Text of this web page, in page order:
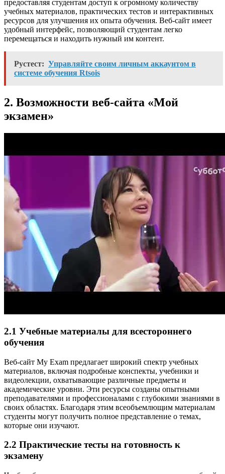
предоставляя студентам доступ к огромному количеству
учебных материалов, практических тестов и интерактивных
ресурсов для улучшения их опыта обучения. Веб-сайт имеет
удобный интерфейс, позволяющий студентам легко
перемещаться и находить нужный им контент.
Рустест: Управляйте своим личным аккаунтом в
системе обучения Rtsois
2. Возможности веб-сайта «Мой
экзамен»
2.1 Учебные материалы для всестороннего
обучения
Веб-сайт My Exam предлагает широкий спектр учебных
материалов, включая подробные конспекты, учебники и
видеолекции, охватывающие различные предметы и
академические уровни. Эти ресурсы созданы опытными
преподавателями и профессионалами с глубокими знаниями в
своих областях. Благодаря этим всеобъемлющим материалам
студенты могут получить полное представление о темах,
которые они изучают.
2.2 Практические тесты на готовность к
экзамену